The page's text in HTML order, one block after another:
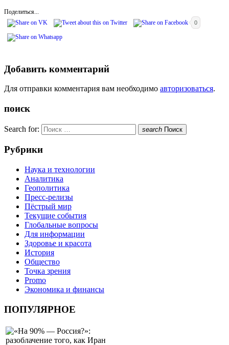
Поделиться...
0
Добавить комментарий
Для отправки комментария вам необходимо авторизоваться.
поиск
Search for: search Поиск
Рубрики
Наука и технологии
Аналитика
Геополитика
Пресс-релизы
Пёстрый мир
Текущие события
Глобальные вопросы
Для информации
Здоровье и красота
История
Общество
Точка зрения
Promo
Экономика и финансы
ПОПУЛЯРНОЕ